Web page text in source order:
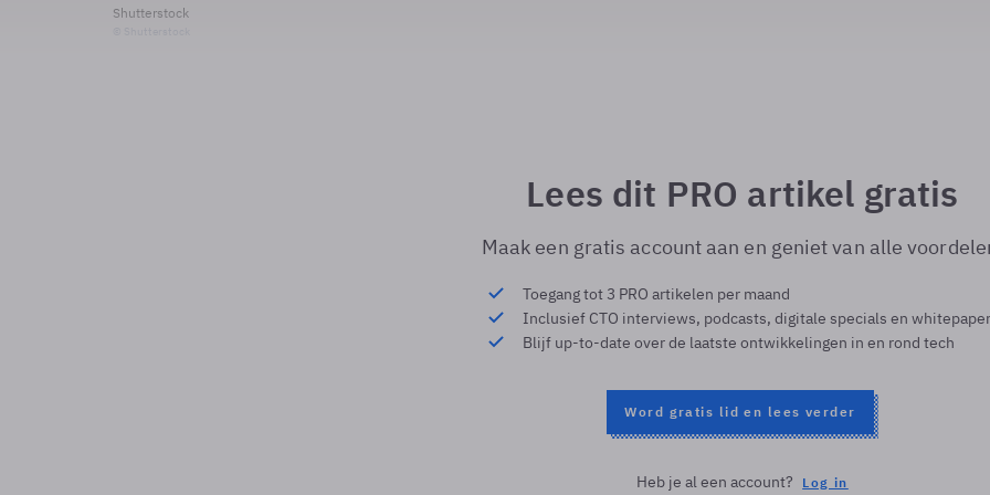
Shutterstock
Lees dit PRO artikel gratis
Maak een gratis account aan en geniet van alle
Toegang tot 3 PRO artikelen per maand
Inclusief CTO interviews, podcasts, digitale specials en
Blijf up-to-date over de laatste ontwikkelingen in en rond tech
Word gratis lid en lees verder
Heb je al een account? Log in